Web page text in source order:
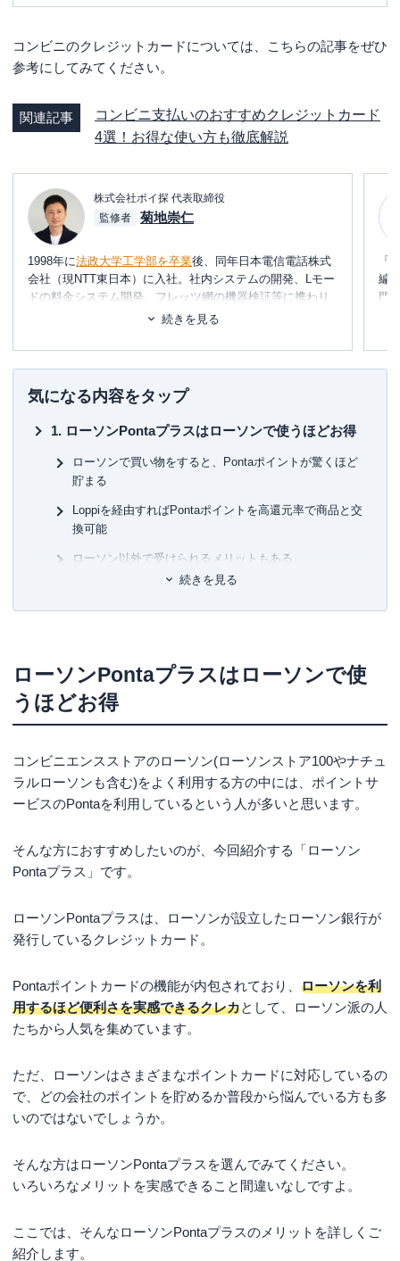
au PAYカードも同様、Pontaカード機能が付帯し
なります。
Ponta Premium Plusやシェル-Pontaクレジットカ
すが、年会費は実質無料になります。
クレジットカードとなりますが、ローソン銀行の
口座保有者でなくても申し込むことが可能
もちろん、引落し口座をローソン銀行に設定する
ことも可能ですが、
定できるため、誰でも利用できます。
コンビニのクレジットカードについては、こちらの記事をぜひ
参考にしてみてください。
関連記事
コンビニ支払いのおすすめクレジットカード
4選！お得な使い方も徹底解説
株式会社ポイ探 代表取締役
監修者
菊地崇仁
1998年に法政大学工学部を卒業後、同年日本電信電話株式
会社（現NTT東日本）に入社。社内システムの開発、Lモー
ドの料金システム開発、フレッツ網の機器検証等に携わり
2002年に退社。同年、友人と共に起業し、システムの設
2006年、ポイント交換案内サービス・ポイ探の開発に携わ
り、2011年3月
代表取締役に就任
掲載されているポイントは約230種類。ポイントやマイルを
中立の立場で語れる数少ない専門家として知られる。
約100枚のクレジットカードを保有、年間約150万円の年会
費を支払っている、まさにクレジットカードの専門家。
際に保有・利用し、日々様々なメディアにて、使った人に
しか分からない信用できる情報提供を行っています。所有
おトクな使い方、おすすめの使い方を日々研究中。
【主な著書】
新かんたんポイント&カード生活 (自由国民ムック)
続きを見る
「
編
門
め
気になる内容をタップ
ローソンPontaプラスはローソンで使うほどお得
ローソンで買い物をすると、Pontaポイントが驚くほど
貯まる
Loppiを経由すればPontaポイントを高還元率で商品と交
換可能
ローソン以外で受けられるメリットもある
ローソンPontaプラスの注目ポイント
既存Pontaカードのポイントは移行可能
ショッピング保険も付帯されているので安心
される
ローソンPontaプラスに向いている人
電子マネーチャージでポイントが付与されない
ローソンpontaプラスの口コミ (20件)
続きを見る
ローソンPontaプラスはローソンで使
うほどお得
コンビニエンスストアのローソン(ローソンストア100やナチュ
ラルローソンも含む)をよく利用する方の中には、ポイントサ
ービスのPontaを利用しているという人が多いと思います。
そんな方におすすめしたいのが、今回紹介する「ローソン
Pontaプラス」です。
ローソンPontaプラスは、ローソンが設立したローソン銀行が
発行しているクレジットカード。
Pontaポイントカードの機能が内包されており、 ローソンを利
用するほど便利さを実感できるクレカとして、ローソン派の人
たちから人気を集めています。
ただ、ローソンはさまざまなポイントカードに対応しているの
で、どの会社のポイントを貯めるか普段から悩んでいる方も多
いのではないでしょうか。
そんな方はローソンPontaプラスを選んでみてください。
いろいろなメリットを実感できること間違いなしですよ。
ここでは、そんなローソンPontaプラスのメリットを詳しくご
紹介します。